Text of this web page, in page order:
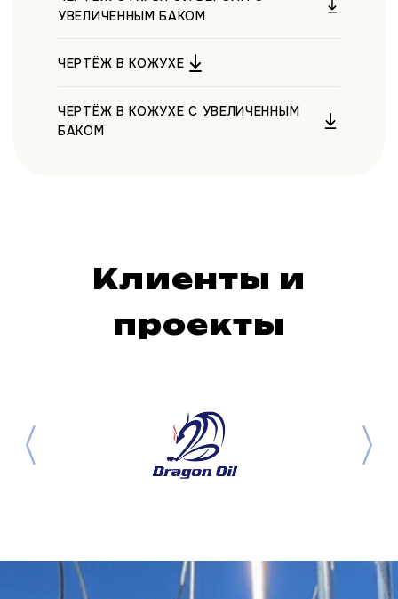
УВЕЛИЧЕННЫМ БАКОМ
ЧЕРТЁЖ В КОЖУХЕ
ЧЕРТЁЖ В КОЖУХЕ С УВЕЛИЧЕННЫМ
БАКОМ
Клиенты и
проекты